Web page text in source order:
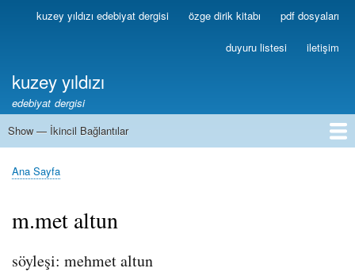
Ana
içeriğe
Birincilkuzey yıldızı edebiyat dergisi özge dirik kitabı pdf dosyaları
duyuru listesi iletişim
kuzey yıldızı
edebiyat dergisi
İkincil
Show — İkincil Bağlantılar
1
2
3
4
5
6
7
8
9
10
11
12
13
Sayfa
Ana Sayfa
m.met altun
söyleşi: mehmet altun